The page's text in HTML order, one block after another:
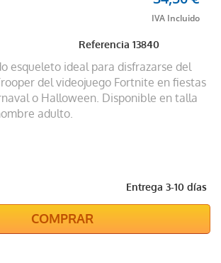
Referencia13840
esqueleto ideal para disfrazarse del
del videojuego Fortnite en fiestas
o Halloween. Disponible en talla
adulto.
Entrega 3-10 días
COMPRAR